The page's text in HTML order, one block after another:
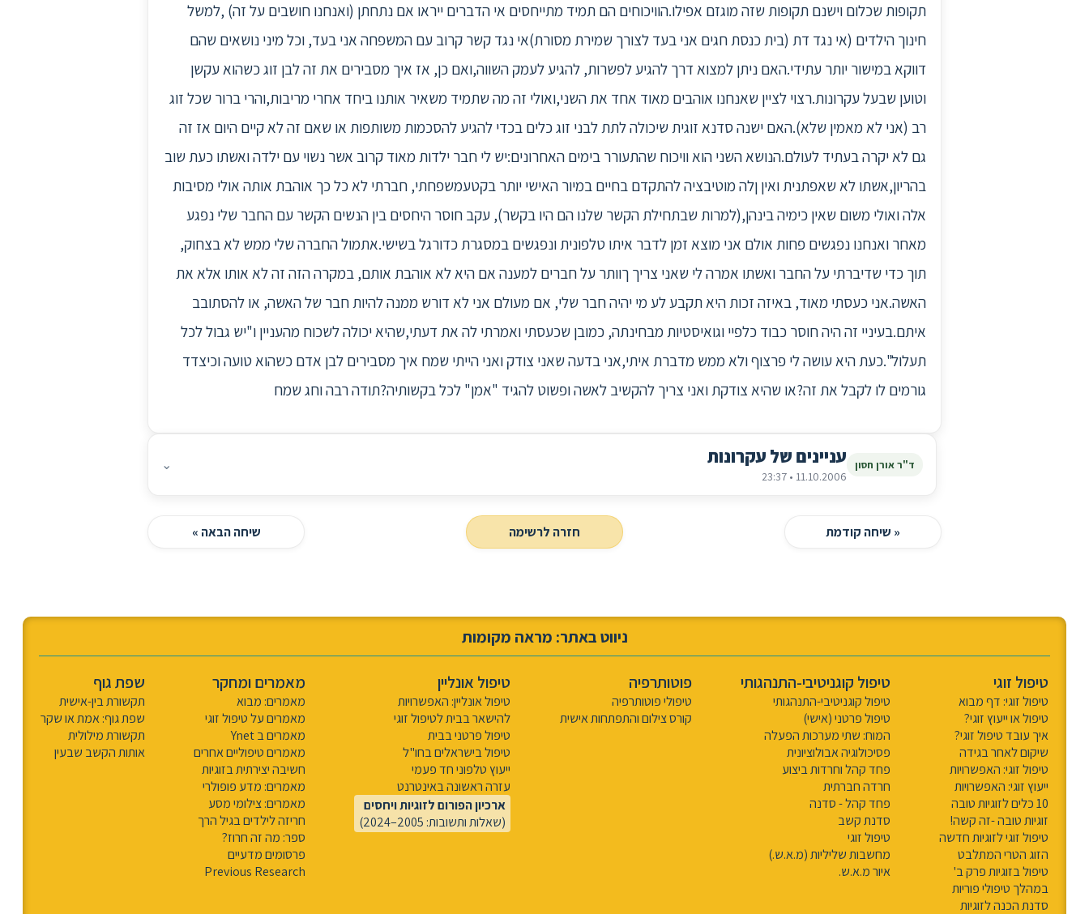
תקופות שכלום וישנם תקופות שזה מוגזם אפילו.הוויכוחים הם תמיד מתייחסים אי הדברים ייראו אם נתחתן (ואנחנו חושבים על זה) ,למשל
חינוך הילדים (אי נגד דת (בית כנסת חגים אני בעד לצורך שמירת מסורת)אי נגד קשר קרוב עם המשפחה אני בעד, וכל מיני נושאים שהם
דווקא במישור יותר עתידי.האם ניתן למצוא דרך להגיע לפשרות, להגיע לעמק השווה,ואם כן, אז איך מסבירים את זה לבן זוג כשהוא עקשן
וטוען שבעל עקרונות.רצוי לציין שאנחנו אוהבים מאוד אחד את השני,ואולי זה מה שתמיד משאיר אותנו ביחד אחרי מריבות,והרי ברור שכל זוג
רב (אני לא מאמין שלא).האם ישנה סדנא זוגית שיכולה לתת לבני זוג כלים בכדי להגיע להסכמות משותפות או שאם זה לא קיים היום אז זה
גם לא יקרה בעתיד לעולם.הנושא השני הוא וויכוח שהתעורר בימים האחרונים:יש לי חבר ילדות מאוד קרוב אשר נשוי עם ילדה ואשתו כעת שוב
בהריון,אשתו לא שאפתנית ואין ןלה מוטיבציה להתקדם בחיים במיור האישי יותר בקטעמשפחתי, חברתי לא כל כך אוהבת אותה אולי מסיבות
אלה ואולי משום שאין כימיה בינהן,(למרות שבתחילת הקשר שלנו הם היו בקשר), עקב חוסר היחסים בין הנשים הקשר עם החבר שלי נפגע
מאחר ואנחנו נפגשים פחות אולם אני מוצא זמן לדבר איתו טלפונית ונפגשים במסגרת כדורגל בשישי.אתמול החברה שלי ממש לא בצחוק,
תוך כדי שדיברתי על החבר ואשתו אמרה לי שאני צריך ךוותר על חברים למענה אם היא לא אוהבת אותם, במקרה הזה זה לא אותו אלא את
האשה.אני כעסתי מאוד, באיזה זכות היא תקבע לע מי יהיה חבר שלי, אם מעולם אני לא דורש ממנה להיות חבר של האשה, או להסתובב
איתם.בעיניי זה היה חוסר כבוד כלפיי וגואיסטיות מבחינתה, כמובן שכעסתי ואמרתי לה את דעתי,שהיא יכולה לשכוח מהעניין ו"יש גבול לכל
תעלול".כעת היא עושה לי פרצוף ולא ממש מדברת איתי,אני בדעה שאני צודק ואני הייתי שמח איך מסבירים לבן אדם כשהוא טועה וכיצדד
גורמים לו לקבל את זה?או שהיא צודקת ואני צריך להקשיב לאשה ופשוט להגיד "אמן" לכל בקשותיה?תודה רבה וחג שמח
ד"ר אורן חסון עניינים של עקרונות
11.10.2006 • 23:37
⌄
« שיחה קודמת חזרה לרשימה שיחה הבאה »
ניווט באתר: מראה מקומות
טיפול זוגי
טיפול זוגי: דף מבוא
טיפול או ייעוץ זוגי?
איך עובד טיפול זוגי?
שיקום לאחר בגידה
טיפול זוגי: האפשרויות
ייעוץ זוגי: האפשרויות
10 כלים לזוגיות טובה
זוגיות טובה -זה קשה!
טיפול זוגי לזוגיות חדשה
הזוג הטרי המתלבט
טיפול בזוגיות פרק ב'
במהלך טיפולי פוריות
סדנת הכנה לזוגיות
טיפול קוגניטיבי-התנהגותי
טיפול קוגניטיבי-התנהגותי
טיפול פרטני (אישי)
המוח: שתי מערכות הפעלה
פסיכולוגיה אבולוציונית
פחד קהל וחרדות ביצוע
חרדה חברתית
פחד קהל - סדנה
סדנת קשב
טיפול זוגי
מחשבות שליליות (מ.א.ש.)
איור מ.א.ש.
פוטותרפיה
טיפולי פוטותרפיה
קורס צילום והתפתחות אישית
טיפול אונליין
טיפול אונליין: האפשרויות
להישאר בבית לטיפול זוגי
טיפול פרטני בבית
טיפול בישראלים בחו"ל
ייעוץ טלפוני חד פעמי
עזרה ראשונה באינטרנט
ארכיון הפורום לזוגיות ויחסים
(שאלות ותשובות: 2005–2024)
מאמרים ומחקר
מאמרים: מבוא
מאמרים על טיפול זוגי
מאמרים ב Ynet
מאמרים טיפוליים אחרים
חשיבה יצירתית בזוגיות
מאמרים: מדע פופולרי
מאמרים: צילומי מסע
חריזה לילדים בגיל הרך
ספר: מה זה חרוז?
פרסומים מדעיים
Previous Research
שפת גוף
תקשורת בין-אישית
שפת גוף: אמת או שקר
תקשורת מילולית
אותות הקשב שבעין